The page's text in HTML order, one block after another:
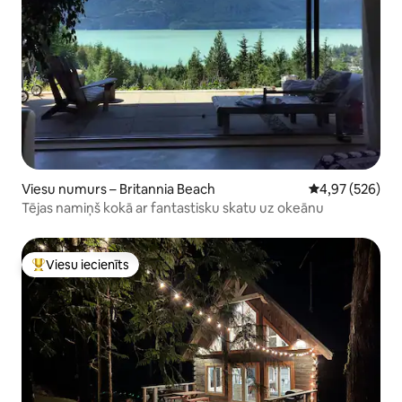
Viesu numurs – Britannia Beach Vidējais
4,97 (526)
Tējas namiņš kokā ar fantastisku skatu uz okeānu
Populārs viesu iecienīts mājoklis
Viesu iecienīts